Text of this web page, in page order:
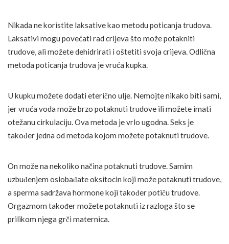
Nikada ne koristite laksative kao metodu poticanja trudova.
Laksativi mogu povećati rad crijeva što može potakniti
trudove, ali možete dehidrirati i oštetiti svoja crijeva. Odlična
metoda poticanja trudova je vruća kupka.
U kupku možete dodati eterično ulje. Nemojte nikako biti sami,
jer vruća voda može brzo potaknuti trudove ili možete imati
otežanu cirkulaciju. Ova metoda je vrlo ugodna. Seks je
također jedna od metoda kojom možete potaknuti trudove.
On može na nekoliko načina potaknuti trudove. Samim
uzbuđenjem oslobađate oksitocin koji može potaknuti trudove,
a sperma sadržava hormone koji također potiču trudove.
Orgazmom također možete potaknuti iz razloga što se
prilikom njega grči maternica.